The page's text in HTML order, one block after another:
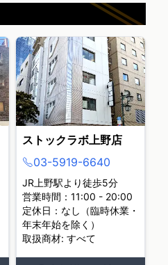
ストックラボ上野店
03-5919-6640
JR上野駅より徒歩5分
営業時間：11:00 - 20:00
定休日：なし（臨時休業・
年末年始を除く）
取扱商材: すべて